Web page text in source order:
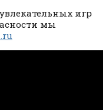
игр
мы